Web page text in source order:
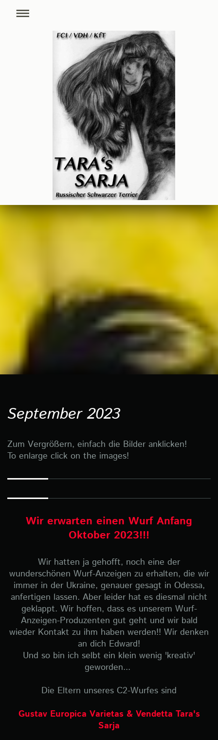
September 2023
Zum Vergrößern, einfach die Bilder anklicken!
To enlarge click on the images!
Wir erwarten einen Wurf Anfang
Oktober 2023!!!
Wir hatten ja gehofft, noch eine der
wunderschönen Wurf-Anzeigen zu erhalten, die wir
immer in der Ukraine, genauer gesagt in Odessa,
anfertigen lassen. Aber leider hat es diesmal nicht
geklappt. Wir hoffen, dass es unserem Wurf-
Anzeigen-Produzenten gut geht und wir bald
wieder Kontakt zu ihm haben werden!! Wir denken
an dich Edward!
Und so bin ich selbt ein klein wenig 'kreativ'
geworden...
Die Eltern unseres C2-Wurfes sind
Gustav Europica Varietas & Vendetta Tara's
Sarja